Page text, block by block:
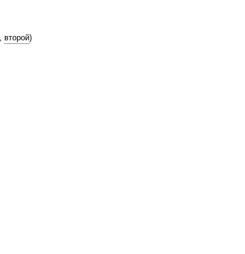
, второй)